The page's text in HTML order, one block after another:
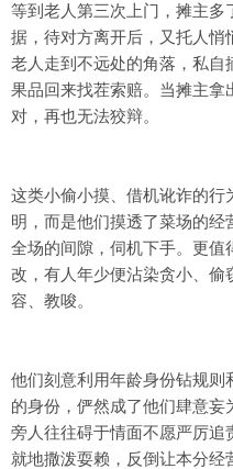
等到老人第三次上门，摊主多
据，待对方离开后，又托人悄
老人走到不远处的角落，私自
果品回来找茬索赔。当摊主拿
对，再也无法狡辩。
这类小偷小摸、借机讹诈的行
明，而是他们摸透了菜场的
全场的间隙，伺机下手。更
改，有人年少便沾染贪小、偷
容、教唆。
他们刻意利用年龄身份钻规则
的身份，俨然成了他们肆意妄
旁人往往碍于情面不愿严厉追
就地撒泼耍赖，反倒让本分